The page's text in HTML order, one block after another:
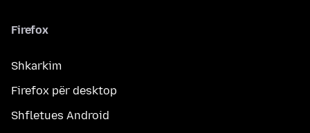
Firefox
Shkarkim
Firefox për desktop
Shfletues Android